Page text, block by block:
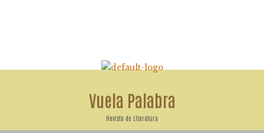
Vuela Palabra
Revista de Literatura